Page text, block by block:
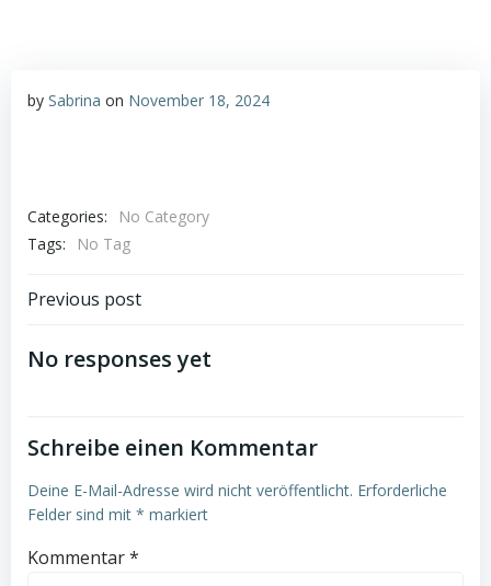
by Sabrina on November 18, 2024
Categories:
No Category
Tags:
No Tag
Post
navigation
Previous post
No responses yet
Schreibe einen Kommentar
Deine E-Mail-Adresse wird nicht veröffentlicht. Erforderliche
Felder sind mit * markiert
Kommentar*